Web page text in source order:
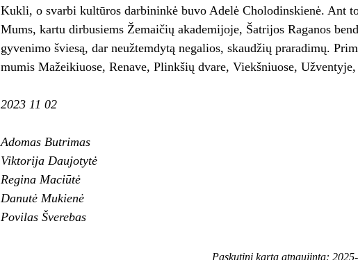
Kukli, o svarbi kultūros darbininkė buvo Adelė Cholodinskienė. Ant
Mums, kartu dirbusiems Žemaičių akademijoje, Šatrijos Raganos
gyvenimo šviesą, dar neužtemdytą negalios, skaudžių praradimų.
mumis Mažeikiuose, Renave, Plinkšių dvare, Viekšniuose,
2023 11 02
Adomas Butrimas
Viktorija Daujotytė
Regina Maciūtė
Danutė Mukienė
Povilas Šverebas
Paskutinį kartą atnaujinta: